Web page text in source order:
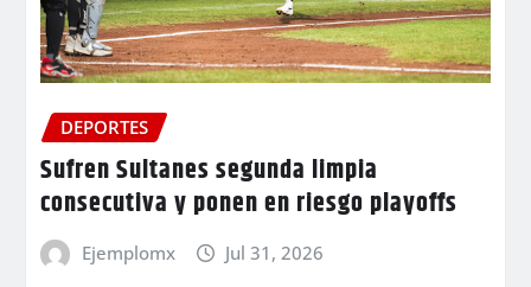
DEPORTES
Sufren Sultanes segunda limpia
consecutiva y ponen en riesgo playoffs
Ejemplomx Jul 31, 2026